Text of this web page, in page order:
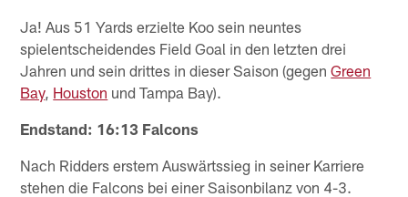
Ja! Aus 51 Yards erzielte Koo sein neuntes
spielentscheidendes Field Goal in den letzten drei
Jahren und sein drittes in dieser Saison (gegenGreen
Bay, Houston und Tampa Bay).
Endstand: 16:13 Falcons
Nach Ridders erstem Auswärtssieg in seiner Karriere
stehen die Falcons bei einer Saisonbilanz von 4-3.